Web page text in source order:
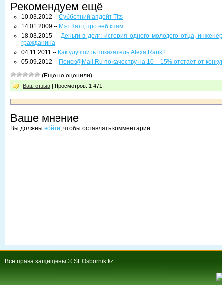
Рекомендуем ещё
10.03.2012 -- Субботний апдейт Tits
14.01.2009 -- Мэт Катц про веб спам
18.03.2015 -- Деньги в долг: история одного молодого отца,
гражданина
04.11.2011 -- Как улучшить показатель Alexa Rank?
05.09.2012 -- Поиск@Mail.Ru по качеству на 10 – 15% отстаёт от
(Еще не оценили)
Ваш отзыв | Просмотров: 1 471
Ваше мнение
Вы должны войти, чтобы оставлять комментарии.
Все права защищены © SEOsbornik.kz